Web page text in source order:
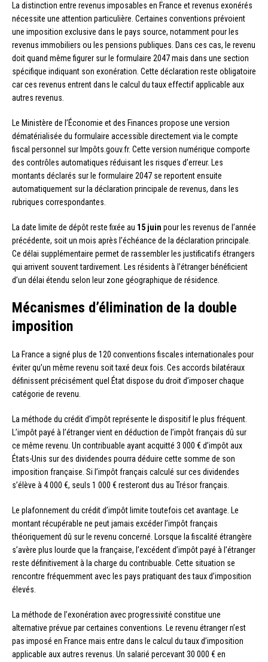
La distinction entre revenus imposables en France et revenus exonérés
nécessite une attention particulière. Certaines conventions prévoient
une imposition exclusive dans le pays source, notamment pour les
revenus immobiliers ou les pensions publiques. Dans ces cas, le revenu
doit quand même figurer sur le formulaire 2047 mais dans une section
spécifique indiquant son exonération. Cette déclaration reste obligatoire
car ces revenus entrent dans le calcul du taux effectif applicable aux
autres revenus.
Le Ministère de l’Économie et des Finances propose une version
dématérialisée du formulaire accessible directement via le compte
fiscal personnel sur Impôts.gouv.fr. Cette version numérique comporte
des contrôles automatiques réduisant les risques d’erreur. Les
montants déclarés sur le formulaire 2047 se reportent ensuite
automatiquement sur la déclaration principale de revenus, dans les
rubriques correspondantes.
La date limite de dépôt reste fixée au 15 juin pour les revenus de l’année
précédente, soit un mois après l’échéance de la déclaration principale.
Ce délai supplémentaire permet de rassembler les justificatifs étrangers
qui arrivent souvent tardivement. Les résidents à l’étranger bénéficient
d’un délai étendu selon leur zone géographique de résidence.
Mécanismes d’élimination de la double
imposition
La France a signé plus de 120 conventions fiscales internationales pour
éviter qu’un même revenu soit taxé deux fois. Ces accords bilatéraux
définissent précisément quel État dispose du droit d’imposer chaque
catégorie de revenu.
La méthode du crédit d’impôt représente le dispositif le plus fréquent.
L’impôt payé à l’étranger vient en déduction de l’impôt français dû sur
ce même revenu. Un contribuable ayant acquitté 3 000 € d’impôt aux
États-Unis sur des dividendes pourra déduire cette somme de son
imposition française. Si l’impôt français calculé sur ces dividendes
s’élève à 4 000 €, seuls 1 000 € resteront dus au Trésor français.
Le plafonnement du crédit d’impôt limite toutefois cet avantage. Le
montant récupérable ne peut jamais excéder l’impôt français
théoriquement dû sur le revenu concerné. Lorsque la fiscalité étrangère
s’avère plus lourde que la française, l’excédent d’impôt payé à l’étranger
reste définitivement à la charge du contribuable. Cette situation se
rencontre fréquemment avec les pays pratiquant des taux d’imposition
élevés.
La méthode de l’exonération avec progressivité constitue une
alternative prévue par certaines conventions. Le revenu étranger n’est
pas imposé en France mais entre dans le calcul du taux d’imposition
applicable aux autres revenus. Un salarié percevant 30 000 € en